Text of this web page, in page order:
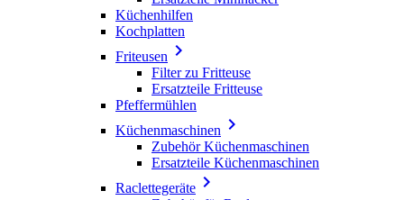
Küchenhilfen
Kochplatten
Friteusen 
Filter zu Fritteuse
Ersatzteile Fritteuse
Pfeffermühlen
Küchenmaschinen 
Zubehör Küchenmaschinen
Ersatzteile Küchenmaschinen
Raclettegeräte 